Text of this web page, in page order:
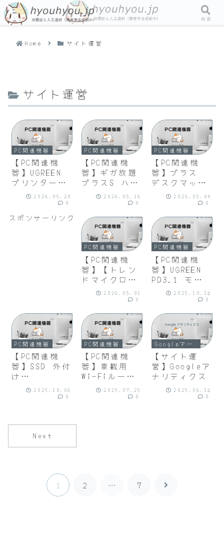
Home サイト運営
サイト運営
PC関連機器
【PC関連機
器】UGREEN
プリンターケ
ーブル 2m
USB2.0 Type
B ケーブル
高耐久性 ナ
2026.05.20
0
PC関連機器
【PC関連機
器】ギガ放題
プラスS ハー
ト割｜UQ
WiMAX（wifi
2026.05.16
0
PC関連機器
【PC関連機
器】プラス
デスクマット
リバーシブル
マウス対応
／しっとり
レザータッチ
マウスパッド
2026.05.04
0
スポンサーリンク
PC関連機器
【PC関連機
器】【トレン
ドマイクロ公
式】セキュリ
ティソフト|
ター トータ
ルセキュリテ
ィ スタンダ
ード (最新)|
3年 6台版|
2026.05.01
0
PC関連機器
【PC関連機
器】UGREEN
PD3.1 モバ
イルバッテリ
ー 145W高出
大容量 3ポー
ト
2025.10.18
0
PC関連機器
【PC関連機
器】SSD 外付
け
1TB（SSD-
PST1.0U3BA/
1.0TB（SSD-
SCT1.0U3BA/
N）
2025.10.06
0
PC関連機器
【PC関連機
器】車載用
Wi-Fiルータ
ー（DCT-
WR200D）、ス
2025.07.25
0
Googleアナリティクス
【サイト運
営】Googleア
ナリティクス
2025.06.18
0
Next
1 2 … 7
次
メニュー 検索